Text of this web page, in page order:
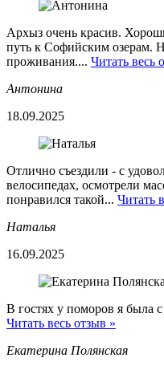
Архыз очень красив.
путь к Софийским озерам.
проживания.... Читать весь
Антонина
18.09.2025
Отлично съездили - с
велосипедах, осмотрели
понравился такой... Читать
Наталья
16.09.2025
В гостях у поморов я была
Читать весь отзыв »
Екатерина Полянская